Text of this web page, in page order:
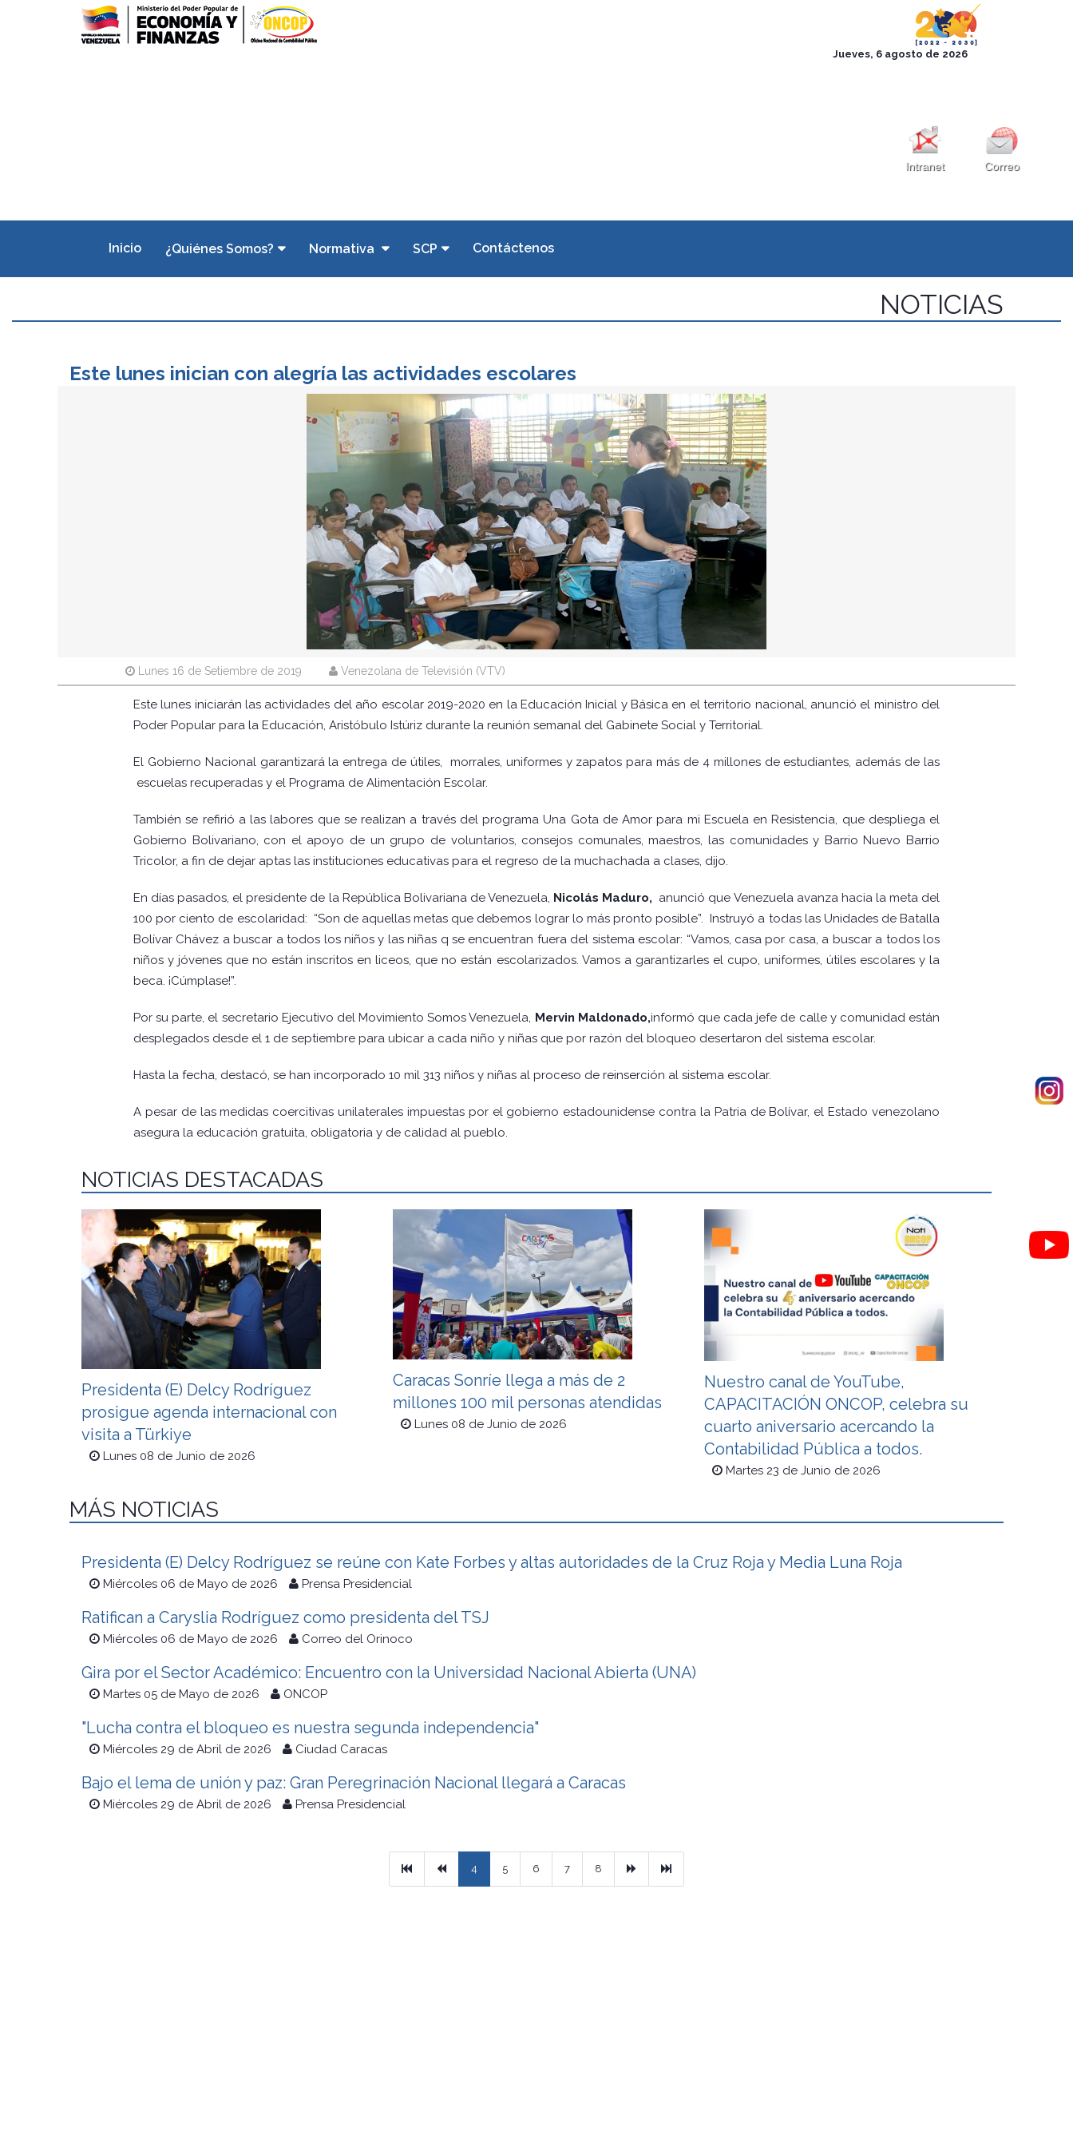
Correo
Intranet
Inicio ¿Quiénes Somos? Normativa SCP Contáctenos
NOTICIAS
Este lunes inician con alegría las actividades escolares
Lunes 16 de Setiembre de 2019 Venezolana de Televisión (VTV)
Este lunes iniciarán las actividades del año escolar 2019-2020 en la Educación Inicial y Básica en el territorio nacional, anunció el ministro del
Poder Popular para la Educación, Aristóbulo Istúriz durante la reunión semanal del Gabinete Social y Territorial.
El Gobierno Nacional garantizará la entrega de útiles, morrales, uniformes y zapatos para más de 4 millones de estudiantes, además de las
escuelas recuperadas y el Programa de Alimentación Escolar.
También se refirió a las labores que se realizan a través del programa Una Gota de Amor para mi Escuela en Resistencia, que despliega el
Gobierno Bolivariano, con el apoyo de un grupo de voluntarios, consejos comunales, maestros, las comunidades y Barrio Nuevo Barrio
Tricolor, a fin de dejar aptas las instituciones educativas para el regreso de la muchachada a clases, dijo.
En días pasados, el presidente de la República Bolivariana de Venezuela, Nicolás Maduro, anunció que Venezuela avanza hacia la meta del
100 por ciento de escolaridad: “Son de aquellas metas que debemos lograr lo más pronto posible”. Instruyó a todas las Unidades de Batalla
Bolívar Chávez a buscar a todos los niños y las niñas q se encuentran fuera del sistema escolar: “Vamos, casa por casa, a buscar a todos los
niños y jóvenes que no están inscritos en liceos, que no están escolarizados. Vamos a garantizarles el cupo, uniformes, útiles escolares y la
beca. ¡Cúmplase!”.
Por su parte, el secretario Ejecutivo del Movimiento Somos Venezuela, Mervin Maldonado,informó que cada jefe de calle y comunidad están
desplegados desde el 1 de septiembre para ubicar a cada niño y niñas que por razón del bloqueo desertaron del sistema escolar.
Hasta la fecha, destacó, se han incorporado 10 mil 313 niños y niñas al proceso de reinserción al sistema escolar.
A pesar de las medidas coercitivas unilaterales impuestas por el gobierno estadounidense contra la Patria de Bolívar, el Estado venezolano
asegura la educación gratuita, obligatoria y de calidad al pueblo.
NOTICIAS DESTACADAS
Presidenta (E) Delcy Rodríguez
prosigue agenda internacional con
visita a Türkiye
Lunes 08 de Junio de 2026
Caracas Sonríe llega a más de 2
millones 100 mil personas atendidas
Lunes 08 de Junio de 2026
Nuestro canal de YouTube,
CAPACITACIÓN ONCOP, celebra su
cuarto aniversario acercando la
Contabilidad Pública a todos.
Martes 23 de Junio de 2026
MÁS NOTICIAS
Presidenta (E) Delcy Rodríguez se reúne con Kate Forbes y altas autoridades de la Cruz Roja y Media Luna Roja
Miércoles 06 de Mayo de 2026 Prensa Presidencial
Ratifican a Caryslia Rodríguez como presidenta del TSJ
Miércoles 06 de Mayo de 2026 Correo del Orinoco
Gira por el Sector Académico: Encuentro con la Universidad Nacional Abierta (UNA)
Martes 05 de Mayo de 2026 ONCOP
"Lucha contra el bloqueo es nuestra segunda independencia"
Miércoles 29 de Abril de 2026 Ciudad Caracas
Bajo el lema de unión y paz: Gran Peregrinación Nacional llegará a Caracas
Miércoles 29 de Abril de 2026 Prensa Presidencial
PrimeraPrevious
4 5 6 7 8 Ultimo